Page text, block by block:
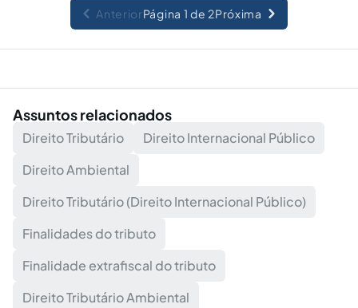
AnteriorPágina 1 de 2Próxima
Assuntos relacionados
Direito Tributário
Direito Internacional Público
Direito Ambiental
Direito Tributário (Direito Internacional Público)
Finalidades do tributo
Finalidade extrafiscal do tributo
Direito Tributário Ambiental